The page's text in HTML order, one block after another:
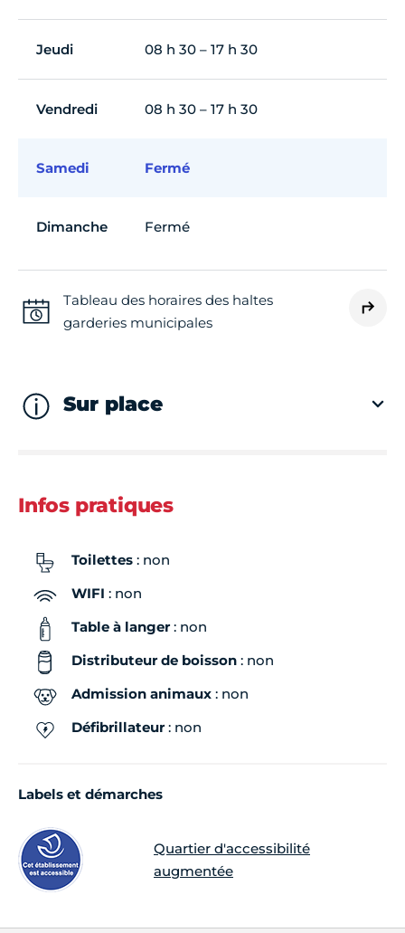
Jeudi 08 h 30 – 17 h 30
Vendredi 08 h 30 – 17 h 30
Samedi Fermé
Dimanche Fermé
Tableau des horaires des haltes
garderies municipales
Sur place
Infos pratiques
Toilettes : non
WIFI : non
Table à langer: non
Distributeur de boisson : non
Admission animaux : non
Défibrillateur: non
Labels et démarches
Quartier d'accessibilité
augmentée